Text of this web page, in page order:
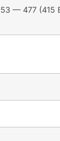
— 477 (415